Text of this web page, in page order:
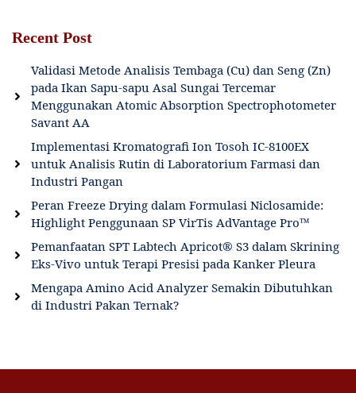
Recent Post
Validasi Metode Analisis Tembaga (Cu) dan Seng (Zn)
pada Ikan Sapu-sapu Asal Sungai Tercemar
Menggunakan Atomic Absorption Spectrophotometer
Savant AA
Implementasi Kromatografi Ion Tosoh IC-8100EX
untuk Analisis Rutin di Laboratorium Farmasi dan
Industri Pangan
Peran Freeze Drying dalam Formulasi Niclosamide:
Highlight Penggunaan SP VirTis AdVantage Pro™
Pemanfaatan SPT Labtech Apricot® S3 dalam Skrining
Eks-Vivo untuk Terapi Presisi pada Kanker Pleura
Mengapa Amino Acid Analyzer Semakin Dibutuhkan
di Industri Pakan Ternak?